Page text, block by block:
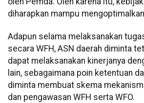
diharapkan mampu
Adapun selama melaksanakan
secara WFH, ASN daerah diminta
dapat melaksanakan kinerjanya
lain, sebagaimana poin ketentuan
diminta membuat skema
dan pengawasan WFH serta WFO.